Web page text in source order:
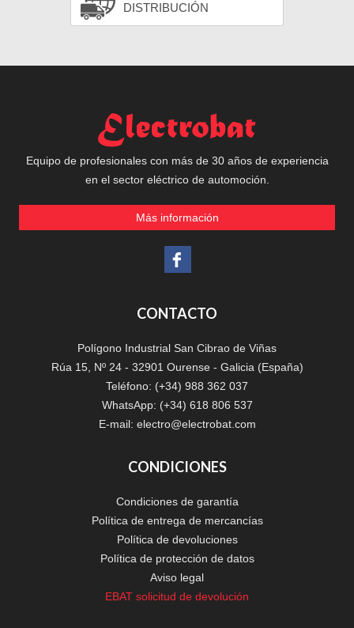
DISTRIBUCIÓN
Equipo de profesionales con más de 30 años de experiencia
en el sector eléctrico de automoción.
Más información
CONTACTO
Polígono Industrial San Cibrao de Viñas
Rúa 15, Nº 24 - 32901 Ourense - Galicia (España)
Teléfono: (+34) 988 362 037
WhatsApp: (+34) 618 806 537
E-mail: electro@electrobat.com
CONDICIONES
Condiciones de garantía
Política de entrega de mercancías
Política de devoluciones
Política de protección de datos
Aviso legal
EBAT solicitud de devolución